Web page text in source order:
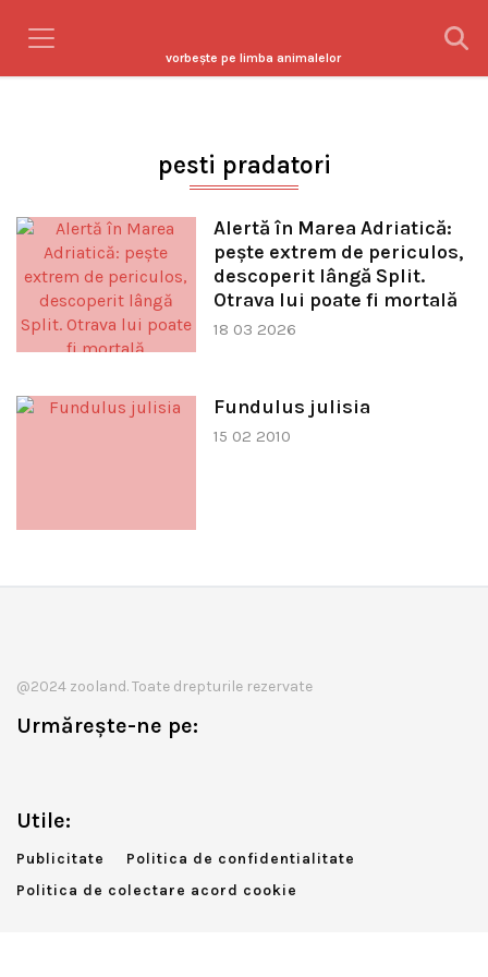
vorbeşte pe limba animalelor
pesti pradatori
Alertă în Marea Adriatică:
pește extrem de periculos,
descoperit lângă Split.
Otrava lui poate fi mortală
18 03 2026
Fundulus julisia
15 02 2010
@2024 zooland. Toate drepturile rezervate
Urmărește-ne pe:
Utile:
Publicitate
Politica de confidentialitate
Politica de colectare acord cookie